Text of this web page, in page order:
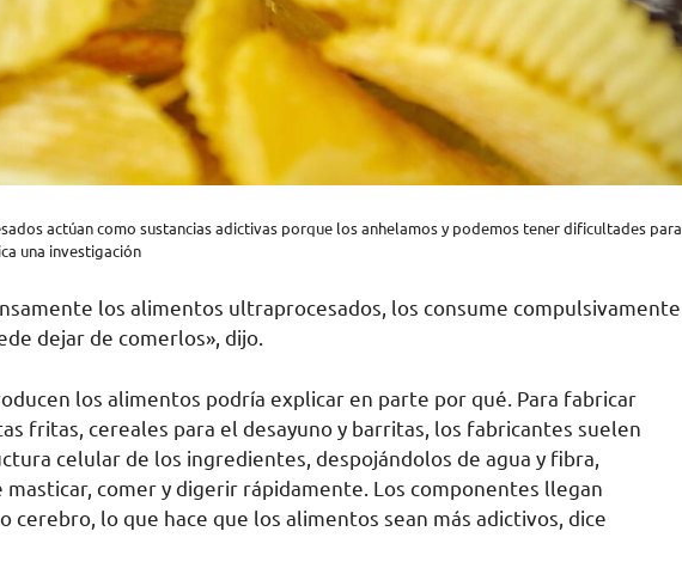
​​actúan como sustancias adictivas porque los anhelamos y podemos tener dificultades para
una investigación
los alimentos ultraprocesados, los consume compulsivamente
dejar de comerlos», dijo.
los alimentos podría explicar en parte por qué. Para fabricar
fritas, cereales para el desayuno y barritas, los fabricantes suelen
celular de los ingredientes, despojándolos de agua y fibra,
masticar, comer y digerir rápidamente. Los componentes llegan
cerebro, lo que hace que los alimentos sean más adictivos, dice